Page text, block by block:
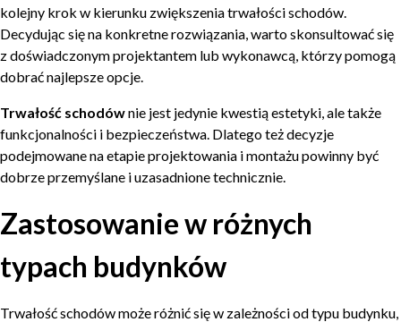
kolejny krok w kierunku zwiększenia trwałości schodów.
Decydując się na konkretne rozwiązania, warto skonsultować się
z doświadczonym projektantem lub wykonawcą, którzy pomogą
dobrać najlepsze opcje.
Trwałość schodównie jest jedynie kwestią estetyki, ale także
funkcjonalności i bezpieczeństwa. Dlatego też decyzje
podejmowane na etapie projektowania i montażu powinny być
dobrze przemyślane i uzasadnione technicznie.
Zastosowanie w różnych
typach budynków
Trwałość schodów może różnić się w zależności od typu budynku,